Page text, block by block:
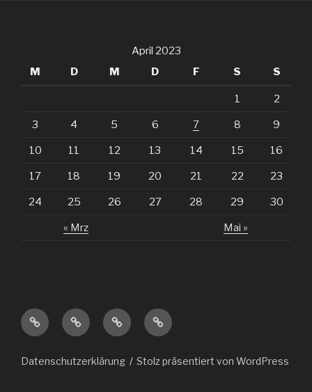
April 2023
M
D M D F S S
« Mrz Mai »
1 2
3 4 5 6 7 8 9
10 11 12 13 14 15 16
17 18 19 20 21 22 23
24 25 26 27 28 29 30
MX
Strecke
Veranstaltungen
über
uns
Impressum
Datenschutzerklärung Stolz präsentiert von WordPress